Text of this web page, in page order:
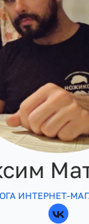
ИНТЕРНЕТ-